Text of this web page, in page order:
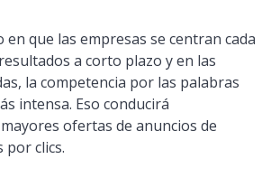
en que las empresas se centran cada
a corto plazo y en las
la competencia por las palabras
intensa. Eso conducirá
ofertas de anuncios de
por clics.